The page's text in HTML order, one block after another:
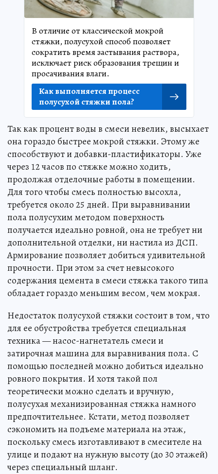
В отличие от классической мокрой
стяжки, полусухой способ позволяет
сократить время застывания раствора,
исключает риск образования трещин и
просачивания влаги.
Как выполняется процесс
полусухой стяжки пола?
Так как процент воды в смеси невелик, высыхает
она гораздо быстрее мокрой стяжки. Этому же
способствуют и добавки-пластификаторы. Уже
через 12 часов по стяжке можно ходить,
продолжая отделочные работы в помещении.
Для того чтобы смесь полностью высохла,
требуется около 25 дней. При выравнивании
пола полусухим методом поверхность
получается идеально ровной, она не требует ни
дополнительной отделки, ни настила из ДСП.
Армирование позволяет добиться удивительной
прочности. При этом за счет невысокого
содержания цемента в смеси стяжка такого типа
обладает гораздо меньшим весом, чем мокрая.
Недостаток полусухой стяжки состоит в том, что
для ее обустройства требуется специальная
техника — насос-нагнетатель смеси и
затирочная машина для выравнивания пола. С
помощью последней можно добиться идеально
ровного покрытия. И хотя такой пол
теоретически можно сделать и вручную,
полусухая механизированная стяжка намного
предпочтительнее. Кстати, метод позволяет
сэкономить на подъеме материала на этаж,
поскольку смесь изготавливают в смесителе на
улице и подают на нужную высоту (до 30 этажей)
через специальный шланг.